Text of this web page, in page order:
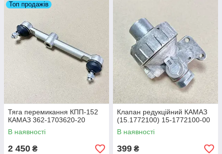
Топ продажів
Тяга перемикання КПП-152
КАМАЗ 362-1703620-20
В наявності
2 450 ₴
Клапан редукційний КАМАЗ
(15.1772100) 15-1772100-00
В наявності
399 ₴